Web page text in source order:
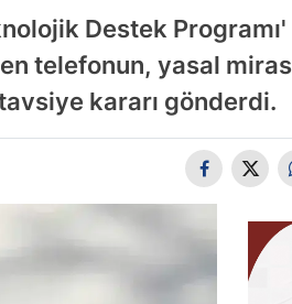
Destek Programı'
telefonun, yasal
kararı gönderdi.